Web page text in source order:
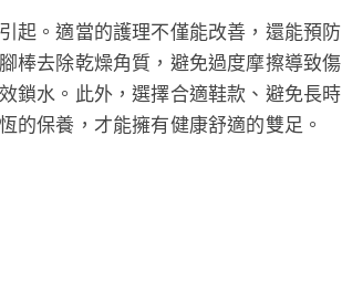
起。適當的護理不僅能改善，還能預防
棒去除乾燥角質，避免過度摩擦導致傷
鎖水。此外，選擇合適鞋款、避免長時
的保養，才能擁有健康舒適的雙足。